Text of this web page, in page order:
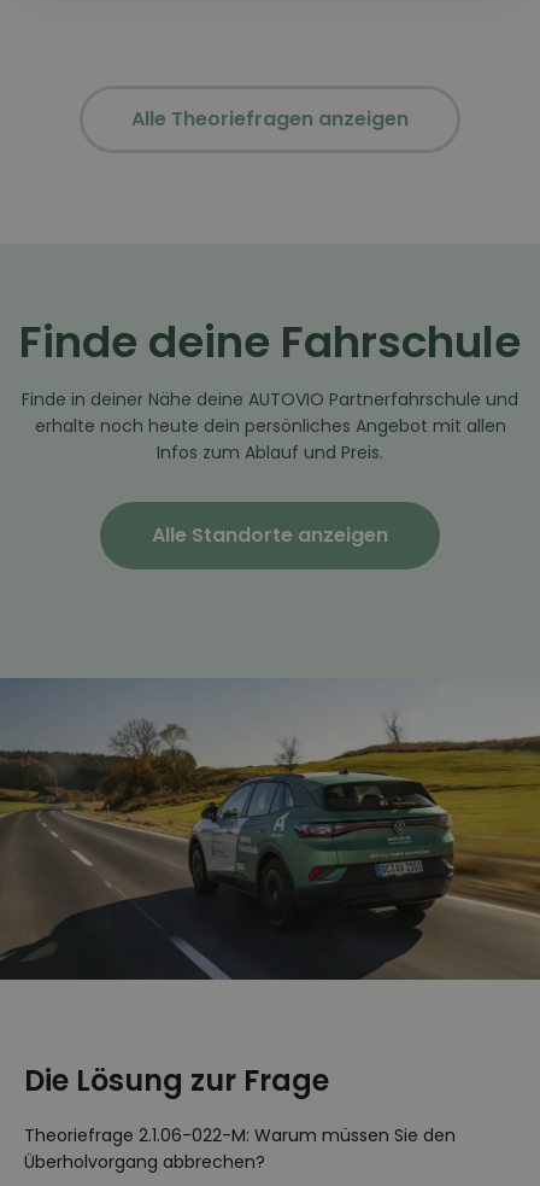
Alle Theoriefragen anzeigen
Finde deine Fahrschule
Finde in deiner Nähe deine AUTOVIO Partnerfahrschule und
erhalte noch heute dein persönliches Angebot mit allen
Infos zum Ablauf und Preis.
Alle Standorte anzeigen
Die Lösung zur Frage
Theoriefrage 2.1.06-022-M: Warum müssen Sie den
Überholvorgang abbrechen?